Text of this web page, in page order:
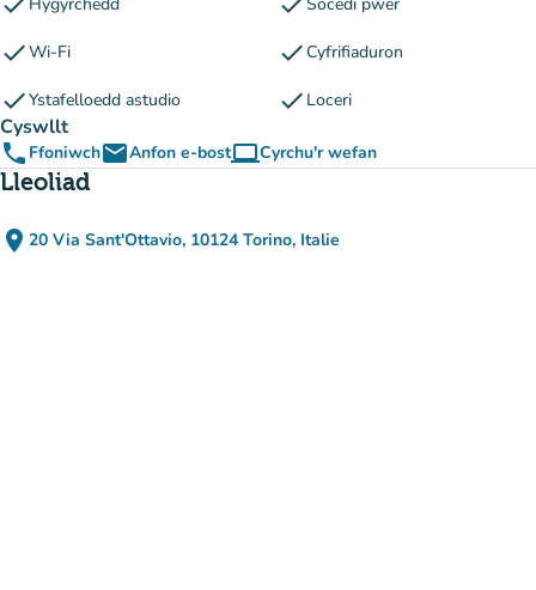
checkWi-Fi checkCyfrifiaduron
checkYstafelloedd astudio check Loceri
Cyswllt
phone FfoniwchemailAnfon e-bostcomputerCyrchu'r wefan
(tab newydd)
Lleoliad
place 20 Via Sant'Ottavio, 10124 Torino, Italie
(agor yn Google Maps)
(tab newydd)